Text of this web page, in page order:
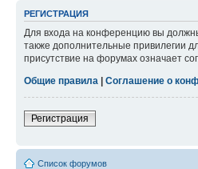
РЕГИСТРАЦИЯ
Для входа на конференцию вы
также дополнительные привилегии
присутствие на форумах означает
Общие правила | Соглашение о
Регистрация
Список форумов